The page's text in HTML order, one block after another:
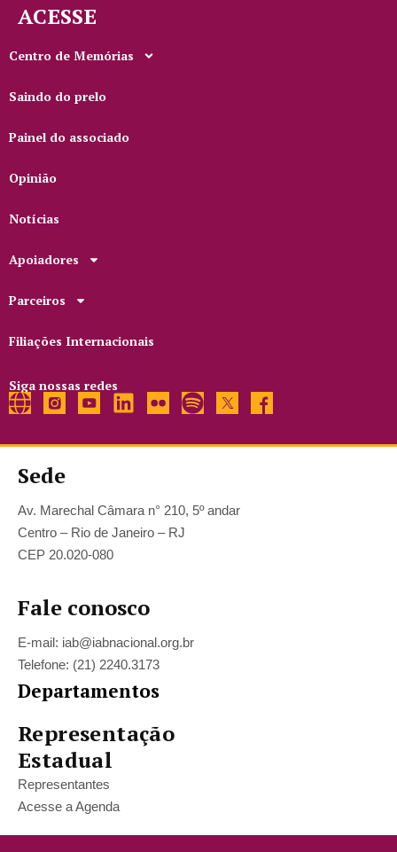
ACESSE
Centro de Memórias
Saindo do prelo
Painel do associado
Opinião
Notícias
Apoiadores
Parceiros
Filiações Internacionais
Siga nossas redes
Sede
Av. Marechal Câmara n° 210, 5º andar
Centro – Rio de Janeiro – RJ
CEP 20.020-080
Fale conosco
E-mail: iab@iabnacional.org.br
Telefone: (21) 2240.3173
Departamentos
Representação
Estadual
Representantes
Acesse a Agenda